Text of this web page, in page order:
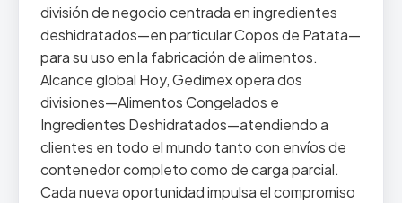
división de negocio centrada en ingredientes
deshidratados—en particular Copos de Patata—
para su uso en la fabricación de alimentos.
Alcance global Hoy, Gedimex opera dos
divisiones—Alimentos Congelados e
Ingredientes Deshidratados—atendiendo a
clientes en todo el mundo tanto con envíos de
contenedor completo como de carga parcial.
Cada nueva oportunidad impulsa el compromiso